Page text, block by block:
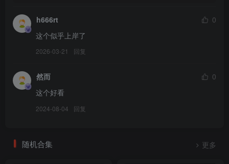
h666rt
0
这个似乎上岸了
2026-03-21 回复
然而
0
这个好看
2024-08-04 回复
随机合集 更多